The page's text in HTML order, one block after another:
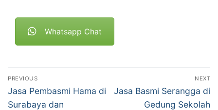
Whatsapp Chat
Navigasi
pos
PREVIOUS
Previous
post:
Jasa Pembasmi Hama di
Surabaya dan
NEXT
Next
Jasa Basmi Serangga di
Gedung Sekolah